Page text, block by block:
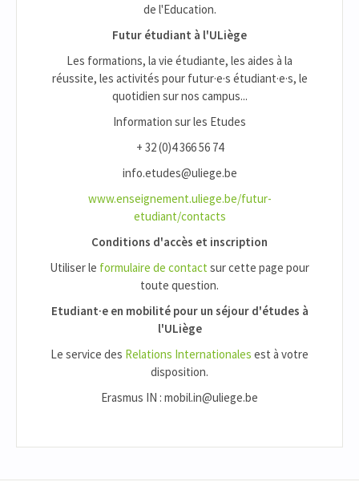
de l'Education.
Futur étudiant à l'ULiège
Les formations, la vie étudiante, les aides à la
réussite, les activités pour futur·e·s étudiant·e·s, le
quotidien sur nos campus...
Information sur les Etudes
+ 32 (0)4 366 56 74
info.etudes@uliege.be
www.enseignement.uliege.be/futur-
etudiant/contacts
Conditions d'accès et inscription
Utiliser le formulaire de contact sur cette page pour
toute question.
Etudiant·e en mobilité pour un séjour d'études à
l'ULiège
Le service des Relations Internationales est à votre
disposition.
Erasmus IN : mobil.in@uliege.be